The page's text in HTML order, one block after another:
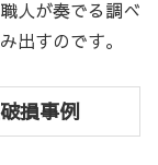
人が奏でる調べ
出すのです。
損事例